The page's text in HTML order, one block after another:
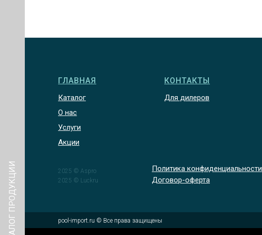
КАТАЛОГ ПРОДУКЦИИ
ГЛАВНАЯ
Каталог
О нас
Услуги
Акции
КОНТАКТЫ
Для дилеров
2025 © Aspro
2025 © Luckru
Политика конфиденциальности
Договор-оферта
pool-import.ru © Все права защищены